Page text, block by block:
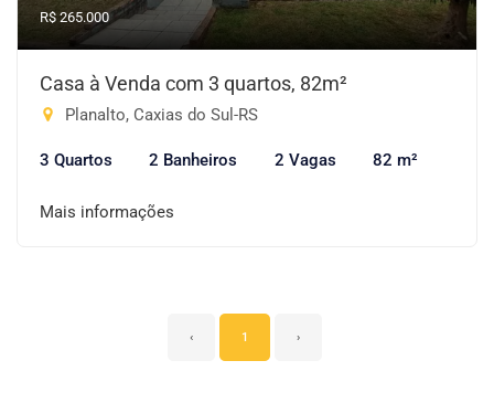
R$ 265.000
Casa à Venda com 3 quartos, 82m²
Planalto, Caxias do Sul-RS
3 Quartos 2 Banheiros 2 Vagas 82 m²
Mais informações
‹ 1 ›